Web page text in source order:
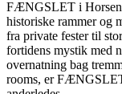
FÆNGSLET i
historiske rammer og
fra private fester til
fortidens mystik med
overnatning bag
rooms, er